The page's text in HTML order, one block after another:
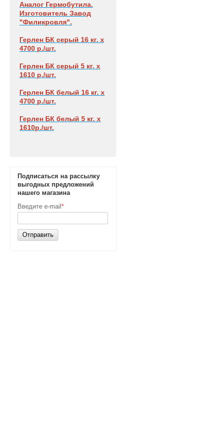
Аналог Гермобутила.
Изготовитель Завод
"Филикровля".
Герлен БК серый 16 кг. х
4700 р./шт.
Герлен БК серый 5 кг. х
1610 р./шт.
Герлен БК белый 16 кг. х
4700 р./шт.
Герлен БК белый 5 кг. х
1610р./шт.
Подписаться на рассылку
выгодных предложений
нашего магазина
Введите e-mail *
Отправить